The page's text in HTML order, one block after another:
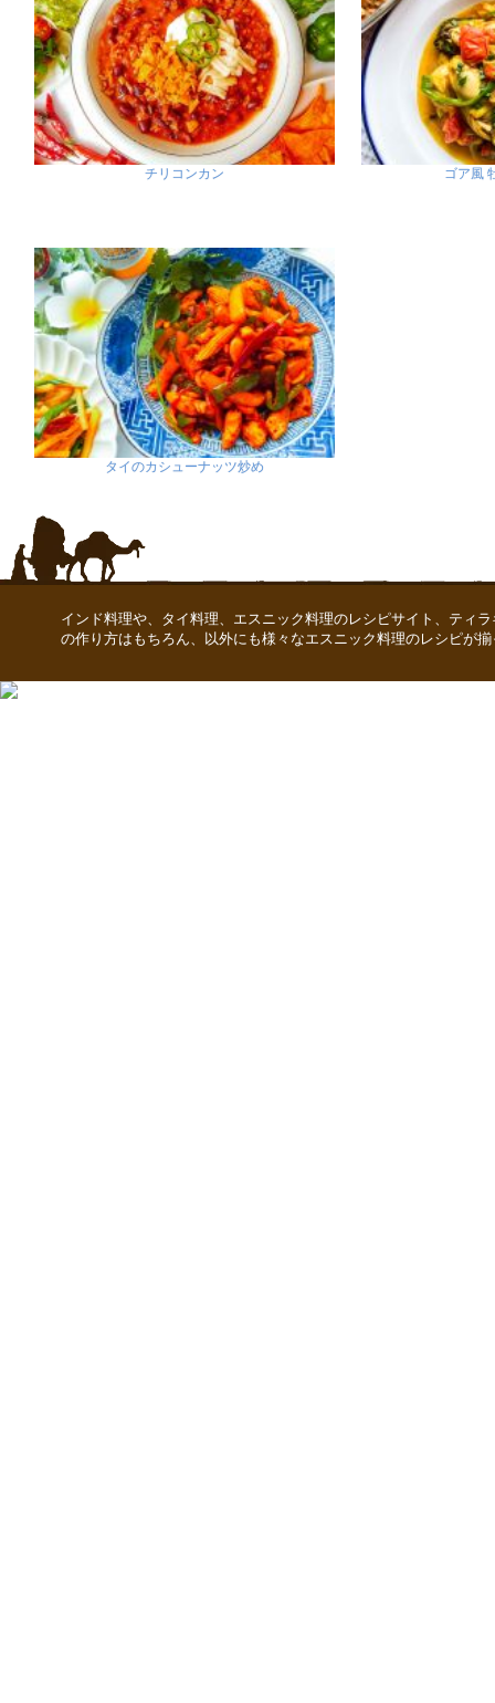
チリコンカン ゴア風
タイのカシューナッツ炒め
インド料理や、タイ料理、エスニック料理のレシピサイト、ティ
の作り方はもちろん、以外にも様々なエスニック料理のレシピが